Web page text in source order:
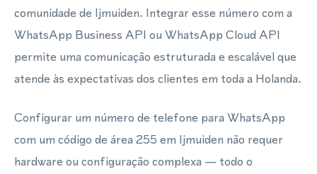
comunidade de Ijmuiden. Integrar esse número com a
WhatsApp Business API ou WhatsApp Cloud API
permite uma comunicação estruturada e escalável que
atende às expectativas dos clientes em toda a Holanda.
Configurar um número de telefone para WhatsApp
com um código de área 255 em Ijmuiden não requer
hardware ou configuração complexa — todo o